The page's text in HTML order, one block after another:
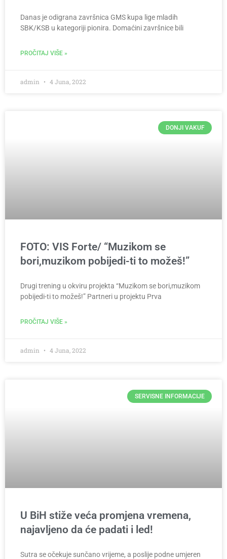
Danas je odigrana završnica GMS kupa lige mladih
SBK/KSB u kategoriji pionira. Domaćini završnice bili
PROČITAJ VIŠE »
admin 4 Juna, 2022
DONJI VAKUF
FOTO: VIS Forte/ “Muzikom se
bori,muzikom pobijedi-ti to možeš!”
Drugi trening u okviru projekta “Muzikom se bori,muzikom
pobijedi-ti to možeš!” Partneri u projektu Prva
PROČITAJ VIŠE »
admin 4 Juna, 2022
SERVISNE INFORMACIJE
U BiH stiže veća promjena vremena,
najavljeno da će padati i led!
Sutra se očekuje sunčano vrijeme, a poslije podne umjeren